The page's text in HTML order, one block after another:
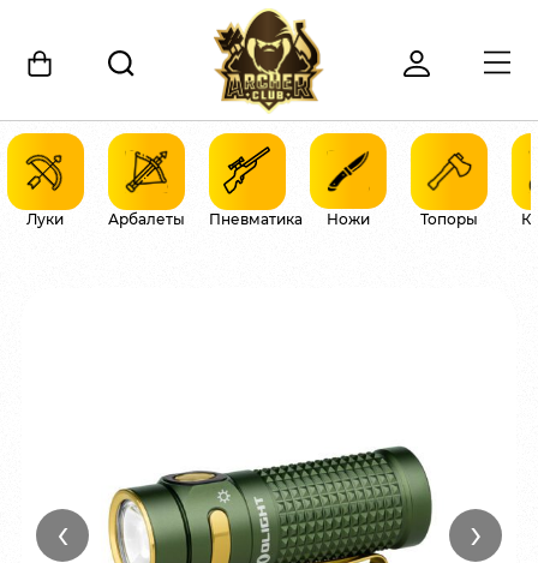
Луки Арбалеты Пневматика Ножи Топоры
‹ ›